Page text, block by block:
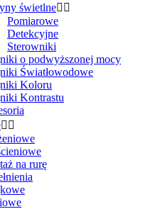
świetlne 
Pomiarowe
Detekcyjne
Sterowniki
o podwyższonej mocy
Światłowodowe
Koloru
Kontrastu
 
na rurę